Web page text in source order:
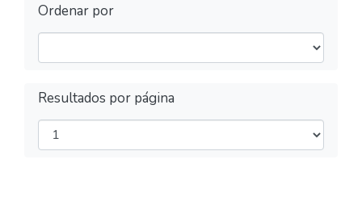
Ordenar por
Resultados por página